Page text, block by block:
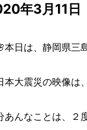
年3月11日
本日は、静岡県三
本大震災の映像は
あんなことは、２